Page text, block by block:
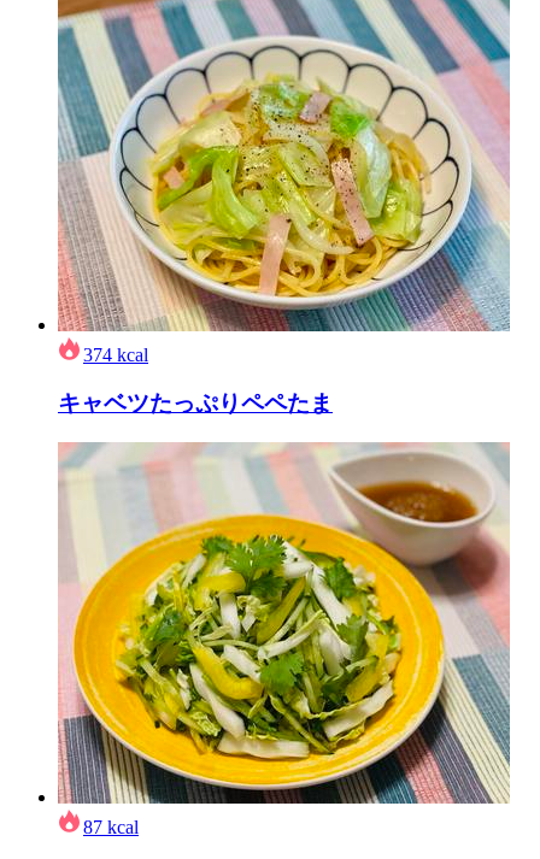
374 kcal
キャベツたっぷりペペたま
87 kcal